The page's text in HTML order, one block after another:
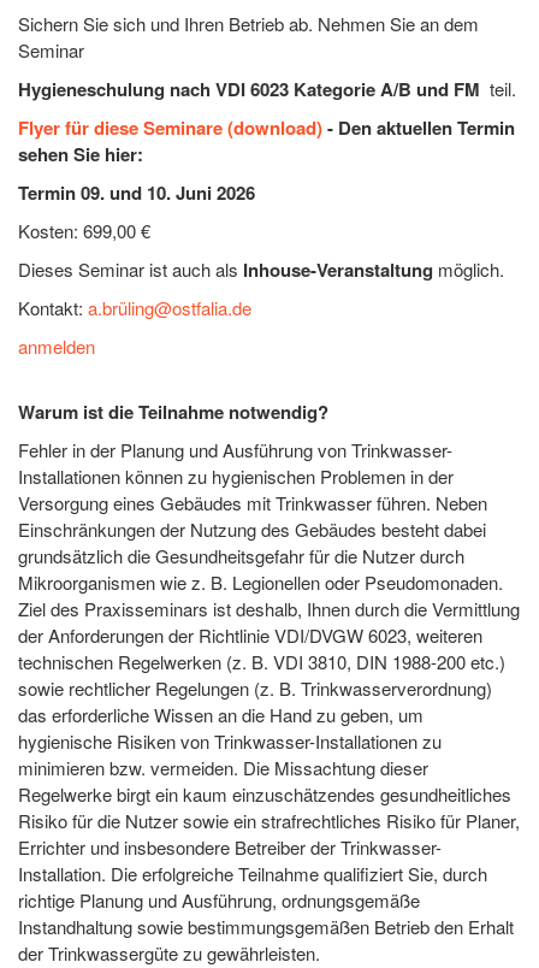
Sichern Sie sich und Ihren Betrieb ab. Nehmen Sie an dem
Seminar
Hygieneschulung nach VDI 6023 Kategorie A/B und FM teil.
Flyer für diese Seminare (download)- Den aktuellen Termin
sehen Sie hier:
Termin 09. und 10. Juni 2026
Kosten: 699,00 €
Dieses Seminar ist auch als Inhouse-Veranstaltung möglich.
Kontakt: a.brüling@ostfalia.de
anmelden
Warum ist die Teilnahme notwendig?
Fehler in der Planung und Ausführung von Trinkwasser-
Installationen können zu hygienischen Problemen in der
Versorgung eines Gebäudes mit Trinkwasser führen. Neben
Einschränkungen der Nutzung des Gebäudes besteht dabei
grundsätzlich die Gesundheitsgefahr für die Nutzer durch
Mikroorganismen wie z. B. Legionellen oder Pseudomonaden.
Ziel des Praxisseminars ist deshalb, Ihnen durch die Vermittlung
der Anforderungen der Richtlinie VDI/DVGW 6023, weiteren
technischen Regelwerken (z. B. VDI 3810, DIN 1988-200 etc.)
sowie rechtlicher Regelungen (z. B. Trinkwasserverordnung)
das erforderliche Wissen an die Hand zu geben, um
hygienische Risiken von Trinkwasser-Installationen zu
minimieren bzw. vermeiden. Die Missachtung dieser
Regelwerke birgt ein kaum einzuschätzendes gesundheitliches
Risiko für die Nutzer sowie ein strafrechtliches Risiko für Planer,
Errichter und insbesondere Betreiber der Trinkwasser-
Installation. Die erfolgreiche Teilnahme qualifiziert Sie, durch
richtige Planung und Ausführung, ordnungsgemäße
Instandhaltung sowie bestimmungsgemäßen Betrieb den Erhalt
der Trinkwassergüte zu gewährleisten.